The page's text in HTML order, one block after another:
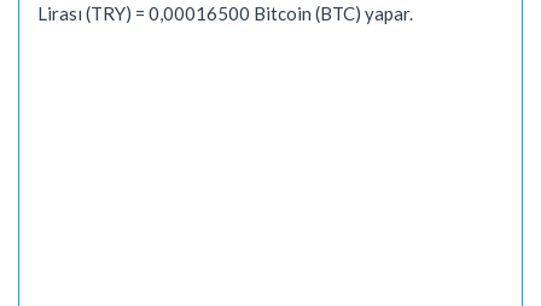
Lirası (TRY) = 0,00016500 Bitcoin (BTC) yapar.